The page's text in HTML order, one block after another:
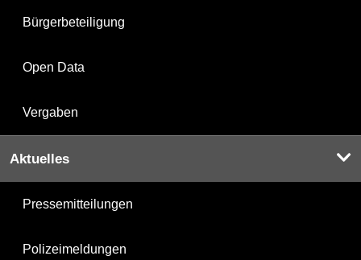
Bürgerbeteiligung
Open Data
Vergaben
Aktuelles
Pressemitteilungen
Polizeimeldungen